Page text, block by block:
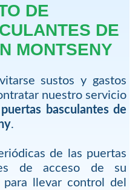
DE
DE
MONTSENY
sustos y gastos
nuestro servicio
basculantes de
.
de las puertas
de acceso de su
llevar control del